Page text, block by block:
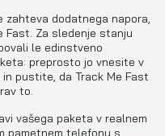
zahteva dodatnega napora,
Fast. Za sledenje stanju
le edinstveno
preprosto jo vnesite v
pustite, da Track Me Fast
to.
vašega paketa v realnem
pametnem telefonu s